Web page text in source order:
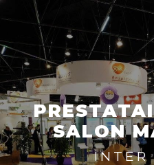
PRESTATAIRE STANDS
SALON
INTER
Panneau de gestion des